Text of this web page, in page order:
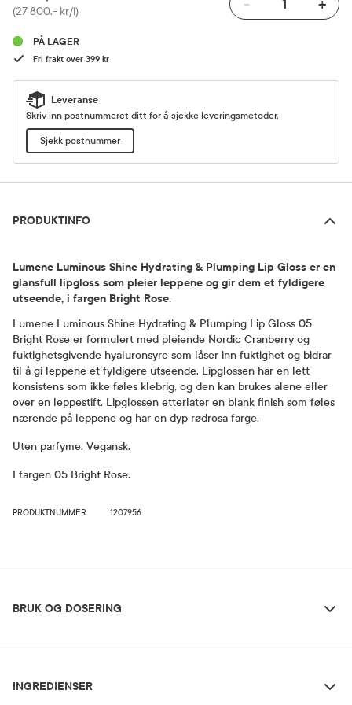
Pris
(27 800,- kr/l) - +
PÅ LAGER
Fri frakt over 399 kr
Leveranse
Skriv inn postnummeret ditt for å sjekke leveringsmetoder.
Sjekk postnummer
PRODUKTINFO
Lumene Luminous Shine Hydrating & Plumping Lip Gloss er en
glansfull lipgloss som pleier leppene og gir dem et fyldigere
utseende, i fargen Bright Rose.
Lumene Luminous Shine Hydrating & Plumping Lip Gloss 05
Bright Rose er formulert med pleiende Nordic Cranberry og
fuktighetsgivende hyaluronsyre som låser inn fuktighet og bidrar
til å gi leppene et fyldigere utseende. Lipglossen har en lett
konsistens som ikke føles klebrig, og den kan brukes alene eller
over en leppestift. Lipglossen etterlater en blank finish som føles
nærende på leppene og har en dyp rødrosa farge.
Uten parfyme. Vegansk.
I fargen 05 Bright Rose.
PRODUKTNUMMER 1207956
BRUK OG DOSERING
Rom (15-25 grader)
INGREDIENSER